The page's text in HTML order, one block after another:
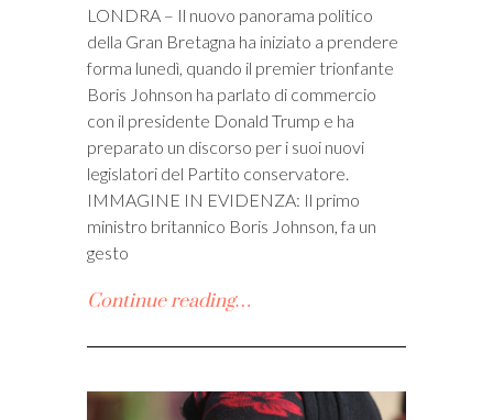
LONDRA – Il nuovo panorama politico
della Gran Bretagna ha iniziato a prendere
forma lunedì, quando il premier trionfante
Boris Johnson ha parlato di commercio
con il presidente Donald Trump e ha
preparato un discorso per i suoi nuovi
legislatori del Partito conservatore.
IMMAGINE IN EVIDENZA: Il primo
ministro britannico Boris Johnson, fa un
gesto
Continue reading…